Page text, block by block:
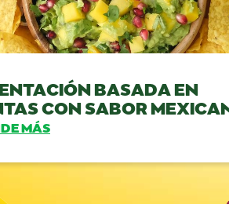
BASADA EN
CON SABOR
MÁS